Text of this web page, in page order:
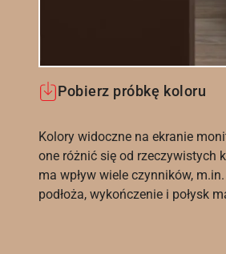
Pobierz próbkę koloru
Kolory widoczne na ekranie
one różnić się od rzeczywistych
ma wpływ wiele czynników,
podłoża, wykończenie i połysk